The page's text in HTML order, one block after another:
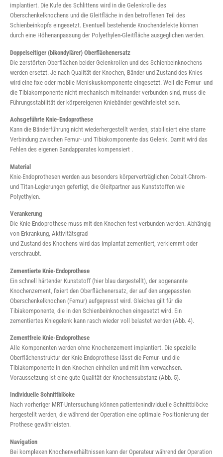
implantiert. Die Kufe des Schlittens wird in die Gelenkrolle des
Oberschenkelknochens und die Gleitfläche in den betroffenen Teil des
Schienbeinkopfs eingesetzt. Eventuell bestehende Knochendefekte können
durch eine Höhenanpassung der Polyethylen-Gleitfläche ausgeglichen werden.
Doppelseitiger (bikondylärer) Oberflächenersatz
Die zerstörten Oberflächen beider Gelenkrollen und des Schienbeinknochens
werden ersetzt. Je nach Qualität der Knochen, Bänder und Zustand des Knies
wird eine fixe oder mobile Meniskuskomponente eingesetzt. Weil die Femur- und
die Tibiakomponente nicht mechanisch miteinander verbunden sind, muss die
Führungsstabilität der körpereigenen Kniebänder gewährleistet sein.
Achsgeführte Knie-Endoprothese
Kann die Bänderführung nicht wiederhergestellt werden, stabilisiert eine starre
Verbindung zwischen Femur- und Tibiakomponente das Gelenk. Damit wird das
Fehlen des eigenen Bandapparates kompensiert .
Material
Knie-Endoprothesen werden aus besonders körperverträglichen Cobalt-Chrom-
und Titan-Legierungen gefertigt, die Gleitpartner aus Kunststoffen wie
Polyethylen.
Verankerung
Die Knie-Endoprothese muss mit den Knochen fest verbunden werden. Abhängig
von Erkrankung, Aktivitätsgrad
und Zustand des Knochens wird das Implantat zementiert, verklemmt oder
verschraubt.
Zementierte Knie-Endoprothese
Ein schnell härtender Kunststoff (hier blau dargestellt), der sogenannte
Knochenzement, fixiert den Oberflächenersatz, der auf den angepassten
Oberschenkelknochen (Femur) aufgepresst wird. Gleiches gilt für die
Tibiakomponente, die in den Schienbeinknochen eingesetzt wird. Ein
zementiertes Kniegelenk kann rasch wieder voll belastet werden (Abb. 4).
Zementfreie Knie-Endoprothese
Alle Komponenten werden ohne Knochenzement implantiert. Die spezielle
Oberflächenstruktur der Knie-Endoprothese lässt die Femur- und die
Tibiakomponente in den Knochen einheilen und mit ihm verwachsen.
Voraussetzung ist eine gute Qualität der Knochensubstanz (Abb. 5).
Individuelle Schnittblöcke
Nach vorheriger MRT-Untersuchung können patientenindividuelle Schnittblöcke
hergestellt werden, die während der Operation eine optimale Positionierung der
Prothese gewährleisten.
Navigation
Bei komplexen Knochenverhältnissen kann der Operateur während der Operation